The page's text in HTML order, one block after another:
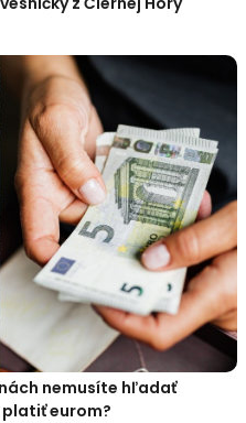
nemusíte hľadať
platiť eurom?